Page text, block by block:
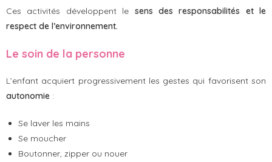
Ces activités développent le sens des responsabilités et le
respect de l’environnement.
Le soin de la personne
L’enfant acquiert progressivement les gestes qui favorisent son
autonomie :
Se laver les mains
Se moucher
Boutonner, zipper ou nouer